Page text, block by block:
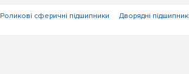
Роликові сферичні підшипники
Дворядні